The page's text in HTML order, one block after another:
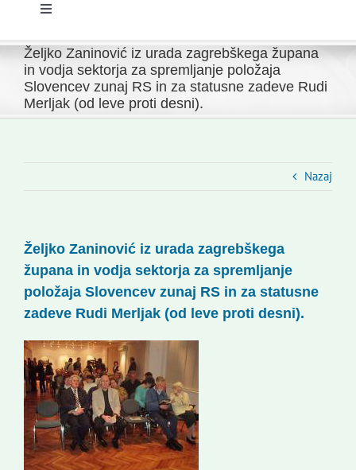
Toggle
Domov
Novice
Kontakti
Novi odmev – naše glasilo
Založništvo
Koristne informacije
Željko Zaninović iz urada zagrebškega župana
in vodja sektorja za spremljanje položaja
Slovencev zunaj RS in za statusne zadeve Rudi
Merljak (od leve proti desni).
Nazaj
Željko Zaninović iz urada zagrebškega
župana in vodja sektorja za spremljanje
položaja Slovencev zunaj RS in za statusne
zadeve Rudi Merljak (od leve proti desni).